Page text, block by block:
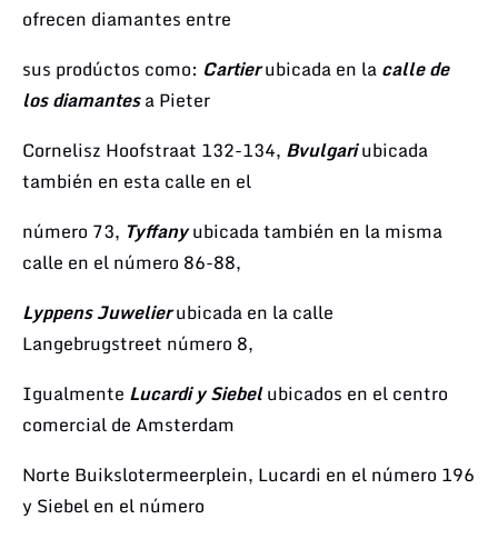
ofrecen diamantes entre
sus prodúctos como: Cartierubicadaen lacalle de
los diamantesa Pieter
Cornelisz Hoofstraat 132-134, Bvulgariubicada
también en esta calle en el
número 73, Tyfanyubicada también en la misma
calle en el número 86-88,
Lyppens Juwelierubicada en la calle
Langebrugstreet número 8,
Igualmente LucardiySiebelubicados en el centro
comercialde Amsterdam
Norte Buikslotermeerplein, Lucardi en elnúmero 196
y Siebel en el número